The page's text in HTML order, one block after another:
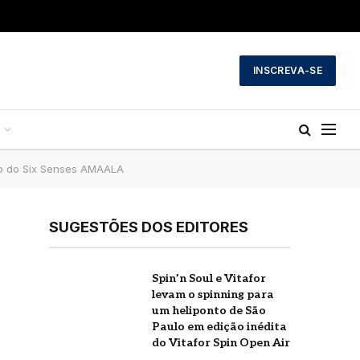
INSCREVA-SE
Six Senses AMAALA
SUGESTÕES DOS EDITORES
Spin’n Soul e Vitafor
levam o spinning para
um heliponto de São
Paulo em edição inédita
do Vitafor Spin Open Air